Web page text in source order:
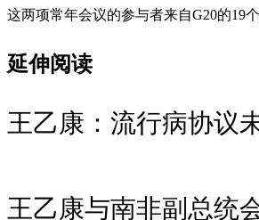
这两项常年会议的参与者来自G20的19
延伸阅读
王乙康：流行病协议
王乙康与南非副总统